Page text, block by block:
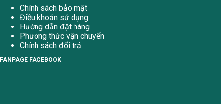
Chính sách bảo mật
Điều khoản sử dụng
Hướng dẫn đặt hàng
Phương thức vận chuyển
Chính sách đổi trả
FANPAGE FACEBOOK